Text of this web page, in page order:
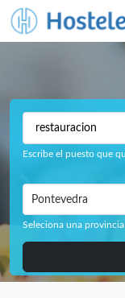
Escribe el puesto que
Pontevedra
Seleciona una provincia